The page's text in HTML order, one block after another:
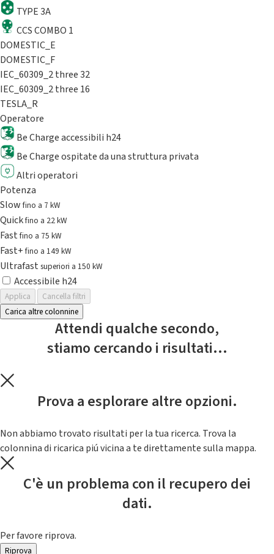
TYPE 3A
CCS COMBO 1
DOMESTIC_E
DOMESTIC_F
IEC_60309_2 three 32
IEC_60309_2 three 16
TESLA_R
Operatore
Be Charge accessibili h24
Be Charge ospitate da una struttura privata
Altri operatori
Potenza
Slowfino a 7 kW
Quickfino a 22 kW
Fastfino a 75 kW
Fast+fino a 149 kW
Ultrafast superiori a 150 kW
Accessibile h24
Applica
Cancella filtri
Carica altre colonnine
Attendi qualche secondo,
stiamo cercando i risultati...
Prova a esplorare altre opzioni.
Non abbiamo trovato risultati per la tua ricerca. Trova la
colonnina di ricarica piú vicina a te direttamente sulla mappa.
C'è un problema con il recupero dei
dati.
Per favore riprova.
Riprova